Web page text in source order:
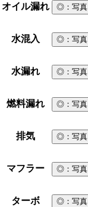
オイル漏れ ◎ ：写真
水混入 ◎ ：写真
水漏れ ◎ ：写真
燃料漏れ ◎ ：写真
排気 ◎ ：写真
マフラー ◎ ：写真
ターボ ◎ ：写真